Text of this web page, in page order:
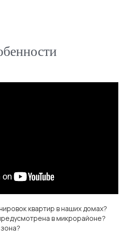
квартир в наших домах?
в микрорайоне?